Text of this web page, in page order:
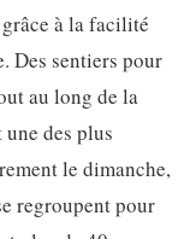
à la facilité
Des sentiers pour
au long de la
des plus
le dimanche,
regroupent pour